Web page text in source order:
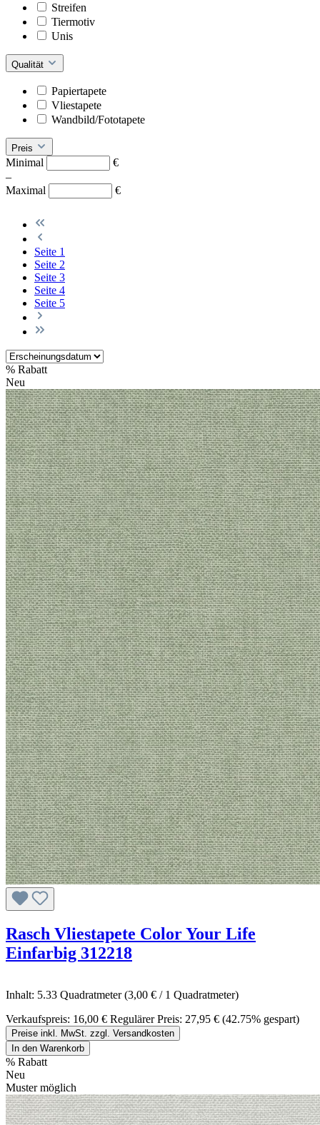
Streifen
Tiermotiv
Unis
Qualität
Papiertapete
Vliestapete
Wandbild/Fototapete
Preis
Minimal
€
–
Maximal
€
Seite 1
Seite 2
Seite 3
Seite 4
Seite 5
% Rabatt
Neu
Rasch Vliestapete Color Your Life
Einfarbig 312218
Inhalt: 5.33 Quadratmeter(3,00 € / 1 Quadratmeter)
Verkaufspreis: 16,00 € Regulärer Preis: 27,95 € (42.75% gespart)
Preise inkl. MwSt. zzgl. Versandkosten
In den Warenkorb
% Rabatt
Neu
Muster möglich